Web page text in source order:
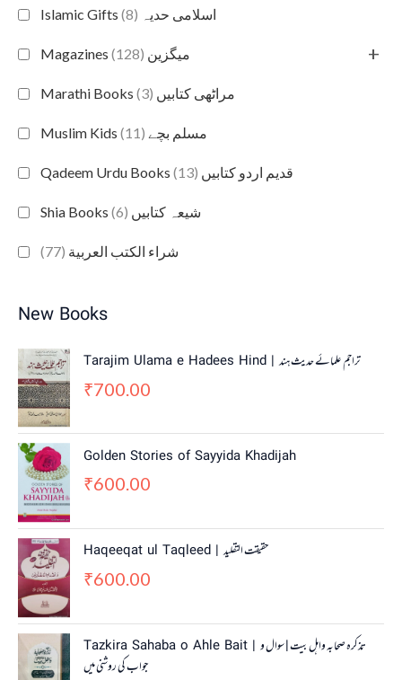
Islamic Gifts اسلامی حدیہ (8)
Magazines میگزین (128) +
Marathi Books مراٹھی کتابیں (3)
Muslim Kids مسلم بچے (11)
Qadeem Urdu Books قدیم اردو کتابیں (13)
Shia Books شیعہ کتابیں (6)
شراء الكتب العربية (77)
New Books
Tarajim Ulama e Hadees Hind | تراجم علمائے حديث ہند
₹700.00
Golden Stories of Sayyida Khadijah
₹600.00
Haqeeqat ul Taqleed | حقیقت التقلید
₹600.00
Tazkira Sahaba o Ahle Bait | تذکرہ صحابہ واہل بیت | سوال و
جواب کی روشنی میں